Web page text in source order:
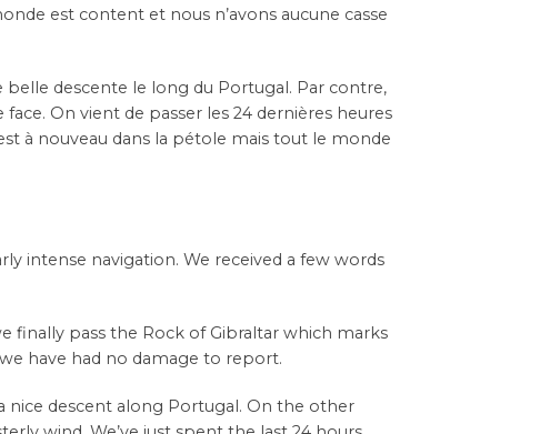
est content et nous n’avons aucune casse
belle descente le long du Portugal. Par contre,
On vient de passer les 24 dernières heures
à nouveau dans la pétole mais tout le monde
intense navigation. We received a few words
finally pass the Rock of Gibraltar which marks
have had no damage to report.
nice descent along Portugal. On the other